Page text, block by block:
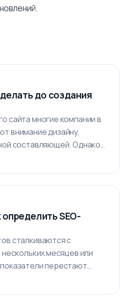
до создания
сайта многие компании в
внимание дизайну,
составляющей. Однако
SEO-
сталкиваются с
месяцев или
перестают